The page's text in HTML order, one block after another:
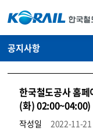
공지사항
한국철도공사 홈
(화) 02:00~04:00)
작성일
2022-11-21